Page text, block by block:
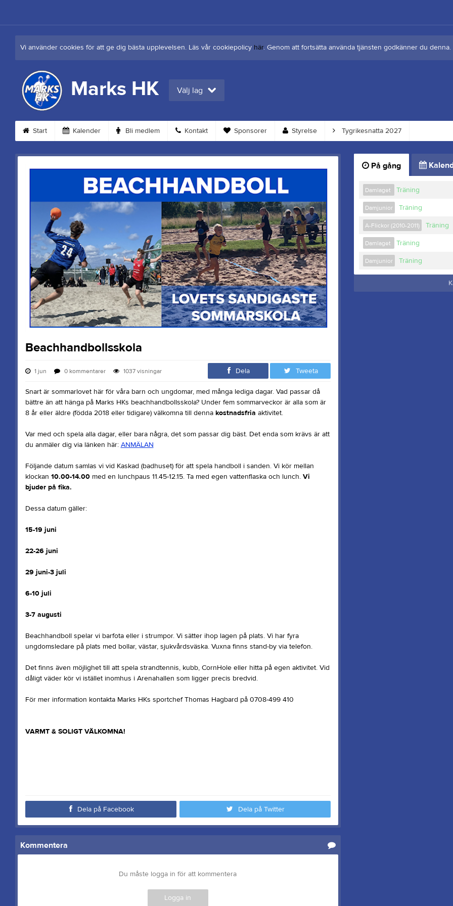
Vi använder cookies för att ge dig bästa upplevelsen. Läs vår cookiepolicy här. Genom att fortsätta använda tjänsten godkänner du denna.
Marks HK Välj lag
Start Kalender Bli medlem Kontakt Sponsorer Styrelse Tygrikesnatta 2027
Beachhandbollsskola
1 jun 0 kommentarer 1037visningar Dela Tweeta
Snart är sommarlovet här för våra barn och ungdomar, med många lediga dagar. Vad passar då
bättre än att hänga på Marks HKs beachhandbollsskola? Under fem sommarveckor är alla som är
8 år eller äldre (födda 2018 eller tidigare) välkomna till dennakostnadsfria aktivitet.
Var med och spela alla dagar, eller bara några, det som passar dig bäst. Det enda som krävs är att
du anmäler dig via länken här: ANMÄLAN
Följande datum samlas vi vid Kaskad (badhuset) för att spela handboll i sanden. Vi kör mellan
klockan 10.00-14.00med en lunchpaus 11.45-12.15. Ta med egen vattenflaska och lunch. Vi
bjuder på fika.
Dessa datum gäller:
15-19 juni
22-26 juni
29 juni-3 juli
6-10 juli
3-7 augusti
Beachhandboll spelar vi barfota eller i strumpor. Vi sätter ihop lagen på plats. Vi har fyra
ungdomsledare på plats med bollar, västar, sjukvårdsväska. Vuxna finns stand-by via telefon.
Det finns även möjlighet till att spela strandtennis, kubb, CornHole eller hitta på egen aktivitet. Vid
dåligt väder kör vi istället inomhus i Arenahallen som ligger precis bredvid.
För mer information kontakta Marks HKs sportchef Thomas Hagbard på 0708-499 410
VARMT & SOLIGT VÄLKOMNA!
Dela på Facebook Dela på Twitter
Kommentera
Du måste logga in för att kommentera
Logga in
På gång
Damlaget Träning
Damjunior Träning
A-Flickor (2010-2011) Träning
Damlaget Träning
Damjunior Träning